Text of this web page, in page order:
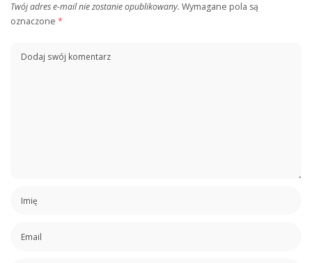
Twój adres e-mail nie zostanie opublikowany. Wymagane pola są
oznaczone *